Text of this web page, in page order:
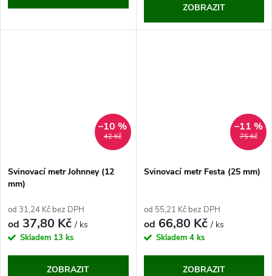
ZOBRAZIT
42 Kč
–10 %
Svinovací metr Johnney (12
mm)
od 31,24 Kč bez DPH
od 37,80 Kč/ ks
Skladem 13 ks
ZOBRAZIT
75 Kč
–11 %
Svinovací metr Festa (25 mm)
od 55,21 Kč bez DPH
od 66,80 Kč/ ks
Skladem 4 ks
ZOBRAZIT